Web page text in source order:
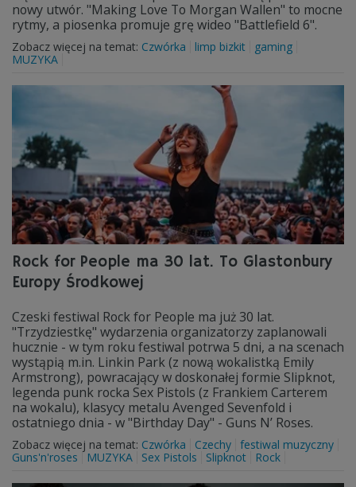
nowy utwór. "Making Love To Morgan Wallen" to mocne
rytmy, a piosenka promuje grę wideo "Battlefield 6".
Zobacz więcej na temat: Czwórka limp bizkit
gaming
MUZYKA
Rock for People ma 30 lat. To Glastonbury
Europy Środkowej
Czeski festiwal Rock for People ma już 30 lat.
"Trzydziestkę" wydarzenia organizatorzy zaplanowali
hucznie - w tym roku festiwal potrwa 5 dni, a na scenach
wystąpią m.in. Linkin Park (z nową wokalistką Emily
Armstrong), powracający w doskonałej formie Slipknot,
legenda punk rocka Sex Pistols (z Frankiem Carterem
na wokalu), klasycy metalu Avenged Sevenfold i
ostatniego dnia - w "Birthday Day" - Guns N’ Roses.
Zobacz więcej na temat: Czwórka Czechy festiwal muzyczny
Guns'n'roses
MUZYKA Sex Pistols Slipknot Rock